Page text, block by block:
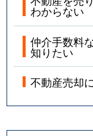
わからない
仲介手数料
知りたい
不動産売却